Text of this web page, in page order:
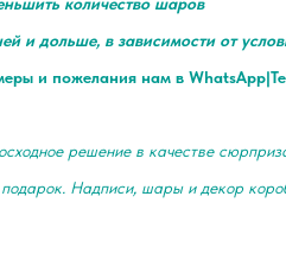
и дольше, в зависимости от
и пожелания нам в
решение в качестве
Надписи, шары и декор